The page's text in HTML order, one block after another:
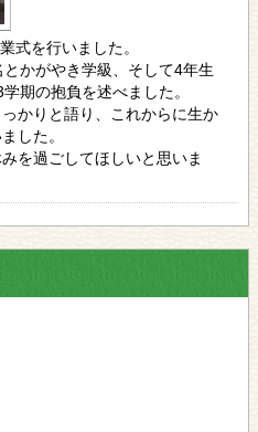
式を行いました。
かがやき学級、そして4年生
期の抱負を述べました。
かりと語り、これからに生か
した。
を過ごしてほしいと思いま